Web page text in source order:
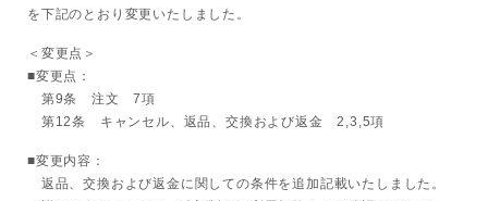
ボディケア
美容液
を下記のとおり変更いたしました。
＜変更点＞
■変更点：
第9条 注文 7項
第12条 キャンセル、返品、交換および返金 2,3,5項
■変更内容：
返品、交換および返金に関しての条件を追加記載いたしました。